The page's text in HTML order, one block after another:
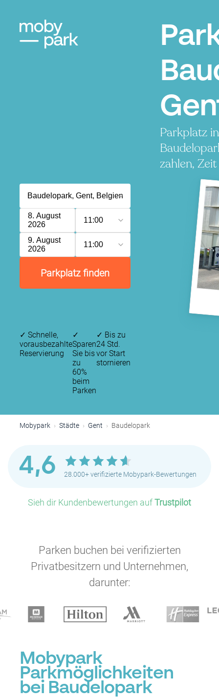
Parkplatz
zahlen,
8. August
2026
11:00
9. August
2026
11:00
Parkplatz finden
✓ Schnelle,
vorausbezahlte
Reservierung
✓
Sparen
Sie bis
zu
60%
beim
Parken
✓ Bis zu
24 Std.
vor Start
stornieren
Mobypark Städte Gent Baudelopark
4,6 28.000+ verifizierte Mobypark-Bewertungen
Sieh dir Kundenbewertungen aufTrustpilot
Parken buchen bei verifizierten
Privatbesitzern und Unternehmen,
darunter:
Mobypark
Parkmöglichkeiten
bei Baudelopark